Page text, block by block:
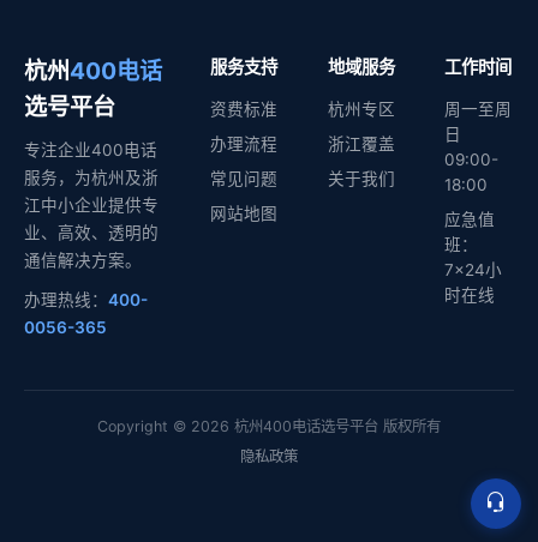
杭州400电话
选号平台
专注企业400电话
服务，为杭州及浙
江中小企业提供专
业、高效、透明的
通信解决方案。
办理热线： 400-
0056-365
服务支持
资费标准
办理流程
常见问题
网站地图
地域服务
杭州专区
浙江覆盖
关于我们
工作时间
周一至周
日
09:00-
18:00
应急值
班：
7×24小
时在线
Copyright © 2026 杭州400电话选号平台 版权所有
隐私政策